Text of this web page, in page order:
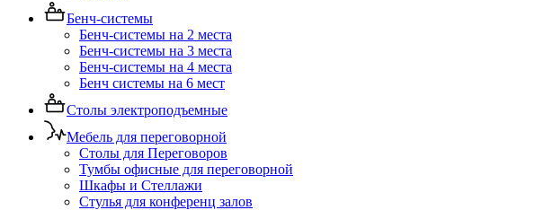
Бенч-системы
Бенч-системы на 2 места
Бенч-системы на 3 места
Бенч-системы на 4 места
Бенч системы на 6 мест
Столы электроподъемные
Мебель для переговорной
Столы для Переговоров
Тумбы офисные для переговорной
Шкафы и Стеллажи
Стулья для конференц залов